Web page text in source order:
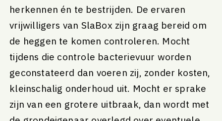
herkennen én te bestrijden. De ervaren
vrijwilligers van SlaBox zijn graag bereid om
de heggen te komen controleren. Mocht
tijdens die controle bacterievuur worden
geconstateerd dan voeren zij, zonder kosten,
kleinschalig onderhoud uit. Mocht er sprake
zijn van een grotere uitbraak, dan wordt met